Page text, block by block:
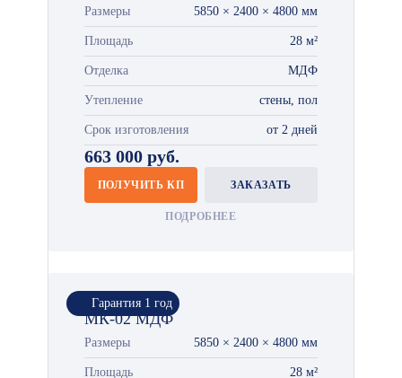
Размеры 5850 × 2400 × 4800 мм
Площадь 28 м²
Отделка МДФ
Утепление стены, пол
Срок изготовления от 2 дней
663 000 руб.
ПОЛУЧИТЬ КП ЗАКАЗАТЬ
ПОДРОБНЕЕ
Гарантия 1 год
МК-02 МДФ
Размеры 5850 × 2400 × 4800 мм
Площадь 28 м²